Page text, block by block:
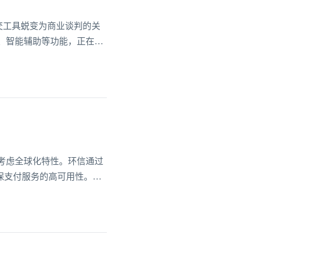
具蜕变为商业谈判的关
智能辅助等功能，正在重
虑全球化特性。环信通过
付服务的高可用性。系